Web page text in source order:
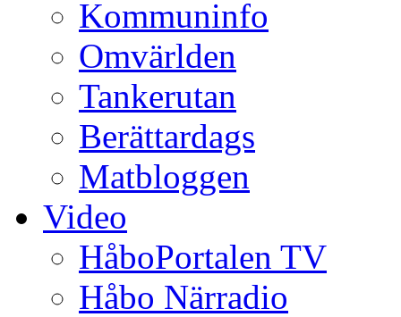
Kommuninfo
Omvärlden
Tankerutan
Berättardags
Matbloggen
Video
HåboPortalen TV
Håbo Närradio